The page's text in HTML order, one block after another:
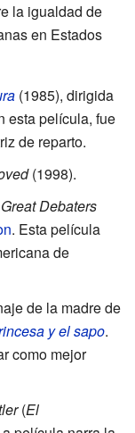
la igualdad de
en Estados
(1985), dirigida
esta película, fue
de reparto.
(1998).
Debaters
. Esta película
de
de la madre de
y el sapo.
como mejor
(El